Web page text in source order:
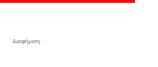
- Διαφήμιση -